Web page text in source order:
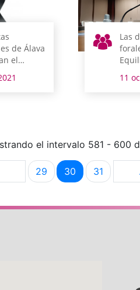
de Álava
el
ayer
Las
11
el intervalo 581 - 600
intermedias Use TAB
Página
29 Página
30 Página
31